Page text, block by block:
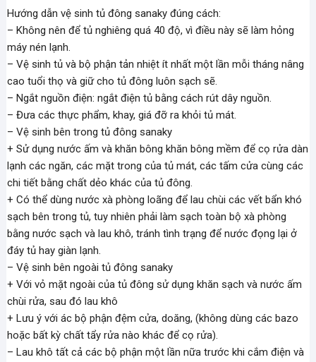
Hướng dẫn vệ sinh tủ đông sanaky đúng cách:
– Không nên để tủ nghiêng quá 40 độ, vì điều này sẽ làm hỏng
máy nén lạnh.
– Vệ sinh tủ và bộ phận tản nhiệt ít nhất một lần mỗi tháng nâng
cao tuổi thọ và giữ cho tủ đông luôn sạch sẽ.
– Ngắt nguồn điện: ngắt điện tủ bằng cách rút dây nguồn.
– Đưa các thực phẩm, khay, giá đỡ ra khỏi tủ mát.
– Vệ sinh bên trong tủ đông sanaky
+ Sử dụng nước ấm và khăn bông khăn bông mềm để cọ rửa dàn
lạnh các ngăn, các mặt trong của tủ mát, các tấm cửa cùng các
chi tiết bằng chất dẻo khác của tủ đông.
+ Có thể dùng nước xà phòng loãng để lau chùi các vết bẩn khó
sạch bên trong tủ, tuy nhiên phải làm sạch toàn bộ xà phòng
bằng nước sạch và lau khô, tránh tình trạng để nước đọng lại ở
đáy tủ hay giàn lạnh.
– Vệ sinh bên ngoài tủ đông sanaky
+ Với vỏ mặt ngoài của tủ đông sử dụng khăn sạch và nước ấm
chùi rửa, sau đó lau khô
+ Lưu ý với ác bộ phận đệm cửa, doăng, (không dùng các bazo
hoặc bất kỳ chất tẩy rửa nào khác để cọ rửa).
– Lau khô tất cả các bộ phận một lần nữa trước khi cắm điện và